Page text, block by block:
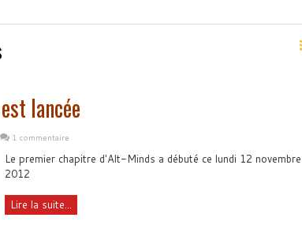
lancée
1 commentaire
Le premier chapitre d'Alt-Minds a débuté ce lundi 12 novembre
2012
Lire la suite...